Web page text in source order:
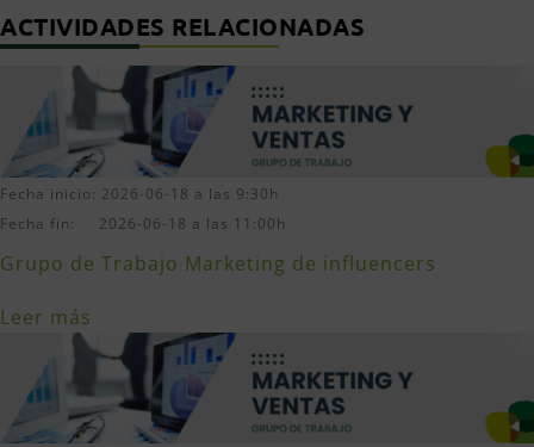
ACTIVIDADES RELACIONADAS
Fecha inicio: 2026-06-18 a las 9:30h
Fecha fin: 2026-06-18 a las 11:00h
Grupo de Trabajo Marketing de influencers
Leer más